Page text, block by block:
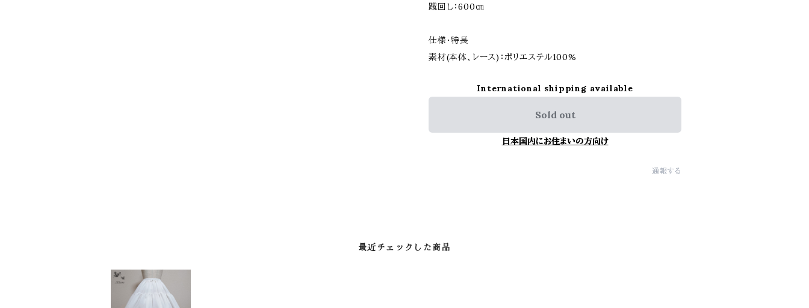
蹴回し：600㎝
仕様・特長
素材(本体、レース)：ポリエステル100%
International shipping available
Sold out
日本国内にお住まいの方向け
通報する
最近チェックした商品